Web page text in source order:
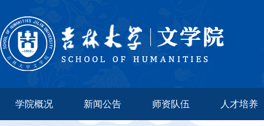
学院概况 新闻公告 师资队伍 人才培养